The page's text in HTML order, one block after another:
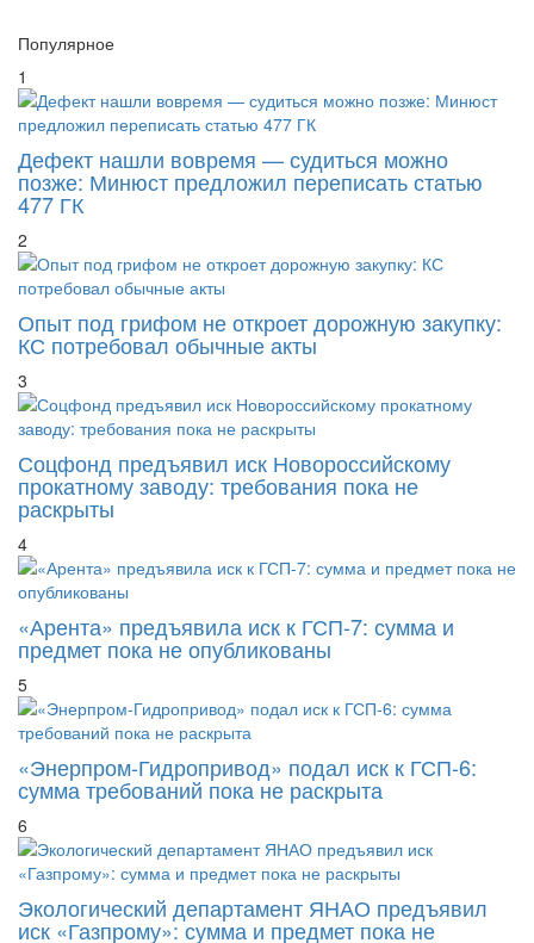
Популярное
1
Дефект нашли вовремя — судиться можно
позже: Минюст предложил переписать статью
477 ГК
2
Опыт под грифом не откроет дорожную закупку:
КС потребовал обычные акты
3
Соцфонд предъявил иск Новороссийскому
прокатному заводу: требования пока не
раскрыты
4
«Арента» предъявила иск к ГСП-7: сумма и
предмет пока не опубликованы
5
«Энерпром-Гидропривод» подал иск к ГСП-6:
сумма требований пока не раскрыта
6
Экологический департамент ЯНАО предъявил
иск «Газпрому»: сумма и предмет пока не